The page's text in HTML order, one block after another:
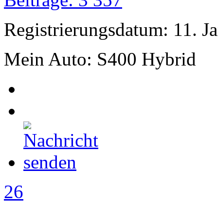
Registrierungsdatum: 11.
Mein Auto: S400 Hybrid
26